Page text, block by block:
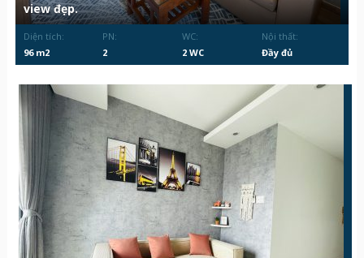
view đẹp.
Diện tích:
96 m2
PN:
2
WC:
2 WC
Nội thất:
Đầy đủ